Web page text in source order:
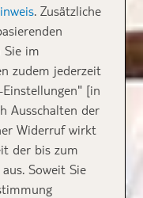
. Zusätzliche
Sie im
zudem jederzeit
[in
Ausschalten der
Widerruf wirkt
der bis zum
Soweit Sie